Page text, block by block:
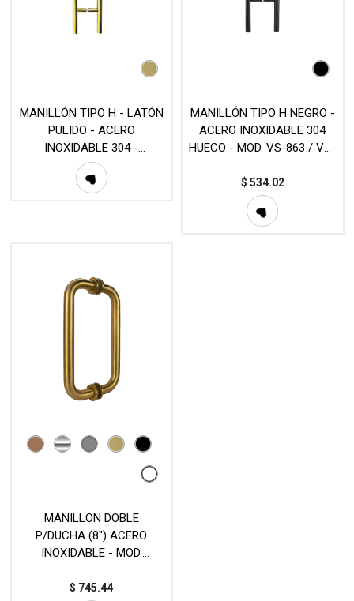
MANILLÓN TIPO H - LATÓN
PULIDO - ACERO
INOXIDABLE 304 -
DISPONIBLE EN
DIFERENTES MEDIDAS -
MANILLÓN TIPO H NEGRO -
ACERO INOXIDABLE 304
HUECO - MOD. VS-863 / VS-
$ 534.02
MANILLON DOBLE
P/DUCHA (8") ACERO
INOXIDABLE - MOD.
$ 745.44